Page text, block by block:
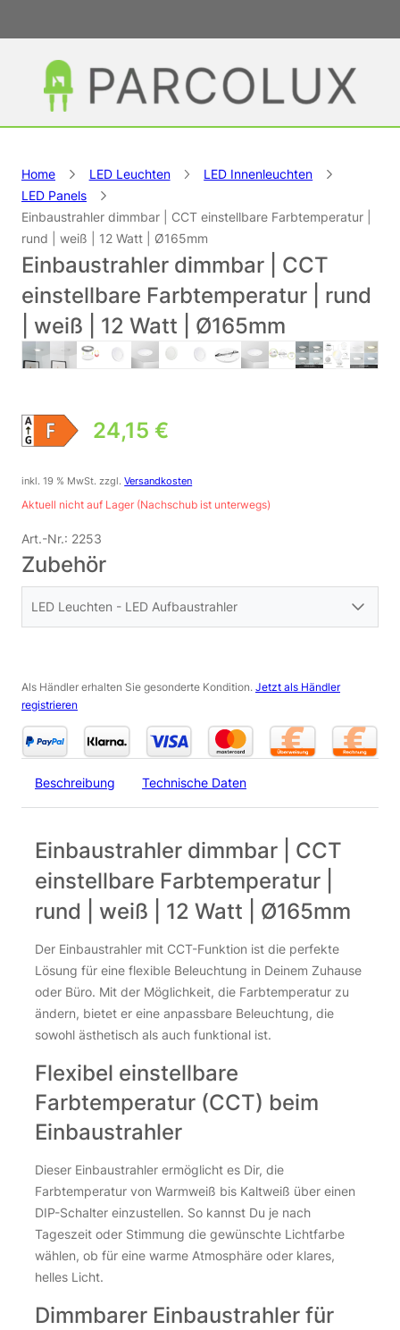
Home LED Leuchten
LED Innenleuchten
LED Panels
Einbaustrahler dimmbar | CCT einstellbare Farbtemperatur |
rund | weiß | 12 Watt | Ø165mm
Einbaustrahler dimmbar | CCT
einstellbare Farbtemperatur | rund
| weiß | 12 Watt | Ø165mm
24,15 €
inkl. 19 % MwSt. zzgl.Versandkosten
Aktuell nicht auf Lager (Nachschub ist unterwegs)
Art.-Nr.: 2253
Zubehör
LED Leuchten - LED Aufbaustrahler
6,55€
inkl. 19 % MwSt. Versandkosten
Abdeckring silber für Ein-Aufbaustrahler 12 Watt Ø166 mm
Abdeckring silber für Ein-Aufbaustrahler 12 Watt Ø166 mm
Als Händler erhalten Sie gesonderte Kondition. Jetzt als Händler
registrieren
Beschreibung Technische Daten
Einbaustrahler dimmbar | CCT
einstellbare Farbtemperatur |
rund | weiß | 12 Watt | Ø165mm
Der Einbaustrahler mit CCT-Funktion ist die perfekte
Lösung für eine flexible Beleuchtung in Deinem Zuhause
oder Büro. Mit der Möglichkeit, die Farbtemperatur zu
ändern, bietet er eine anpassbare Beleuchtung, die
sowohl ästhetisch als auch funktional ist.
Flexibel einstellbare
Farbtemperatur (CCT) beim
Einbaustrahler
Dieser Einbaustrahler ermöglicht es Dir, die
Farbtemperatur von Warmweiß bis Kaltweiß über einen
DIP-Schalter einzustellen. So kannst Du je nach
Tageszeit oder Stimmung die gewünschte Lichtfarbe
wählen, ob für eine warme Atmosphäre oder klares,
helles Licht.
Dimmbarer Einbaustrahler für